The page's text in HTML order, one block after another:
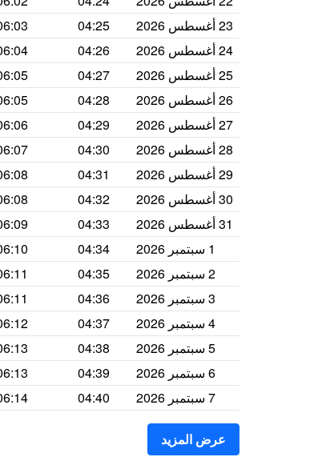
23 أغسطس 2026
04:25
24 أغسطس 2026
04:26
25 أغسطس 2026
04:27
26 أغسطس 2026
04:28
27 أغسطس 2026
04:29
28 أغسطس 2026
04:30
29 أغسطس 2026
04:31
30 أغسطس 2026
04:32
31 أغسطس 2026
04:33
1 سبتمبر 2026
04:34
2 سبتمبر 2026
04:35
3 سبتمبر 2026
04:36
4 سبتمبر 2026
04:37
5 سبتمبر 2026
04:38
6 سبتمبر 2026
04:39
7 سبتمبر 2026
04:40
عرض المزيد